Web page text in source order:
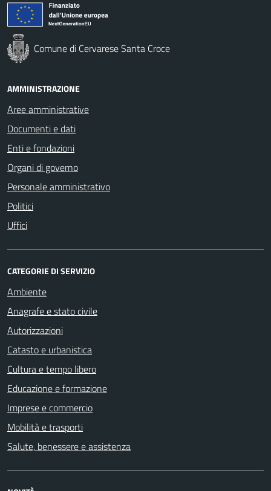
Comune di Cervarese Santa Croce
AMMINISTRAZIONE
Aree amministrative
Documenti e dati
Enti e fondazioni
Organi di governo
Personale amministrativo
Politici
Uffici
CATEGORIE DI SERVIZIO
Ambiente
Anagrafe e stato civile
Autorizzazioni
Catasto e urbanistica
Cultura e tempo libero
Educazione e formazione
Imprese e commercio
Mobilità e trasporti
Salute, benessere e assistenza